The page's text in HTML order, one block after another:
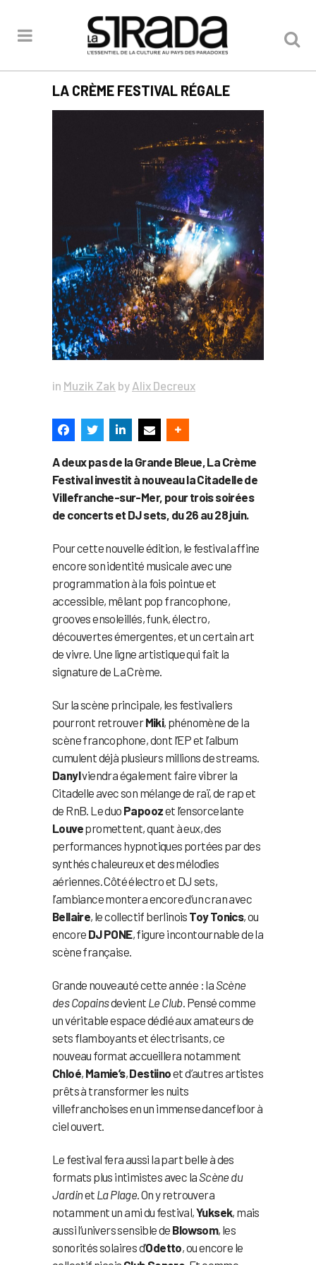
LA CRÈME FESTIVAL RÉGALE
in Muzik Zak by Alix Decreux
A deux pas de la Grande Bleue, La Crème
Festival investit à nouveau la Citadelle de
Villefranche-sur-Mer, pour trois soirées
de concerts et DJ sets, du 26 au 28 juin.
Pour cette nouvelle édition, le festival affine
encore son identité musicale avec une
programmation à la fois pointue et
accessible, mêlant pop francophone,
grooves ensoleillés, funk, électro,
découvertes émergentes, et un certain art
de vivre. Une ligne artistique qui fait la
signature de La Crème.
Sur la scène principale, les festivaliers
pourront retrouverMiki, phénomène de la
scène francophone, dont l’EP et l’album
cumulent déjà plusieurs millions de streams.
Danylviendra également faire vibrer la
Citadelle avec son mélange de raï, de rap et
de RnB. Le duo Papoozet l’ensorcelante
Louvepromettent, quant à eux, des
performances hypnotiques portées par des
synthés chaleureux et des mélodies
aériennes. Côté électro et DJ sets,
l’ambiance montera encore d’un cran avec
Bellaire, le collectif berlinois Toy Tonics, ou
encore DJ PONE, figure incontournable de la
scène française.
Grande nouveauté cette année : la Scène
des Copainsdevient Le Club. Pensé comme
un véritable espace dédié aux amateurs de
sets flamboyants et électrisants, ce
nouveau format accueillera notamment
Chloé, Mamie’s,Destiinoet d’autres artistes
prêts à transformer les nuits
villefranchoises en un immense dancefloor à
ciel ouvert.
Le festival fera aussi la part belle à des
formats plus intimistes avec la Scène du
Jardinet La Plage. On y retrouvera
notamment un ami du festival,Yuksek, mais
aussi l’univers sensible de Blowsom, les
sonorités solaires d’Odetto, ou encore le